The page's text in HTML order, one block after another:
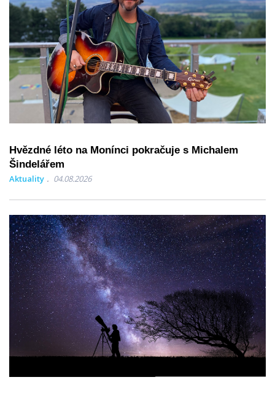
Hvězdné léto na Monínci pokračuje s Michalem
Šindelářem
Aktuality 04.08.2026